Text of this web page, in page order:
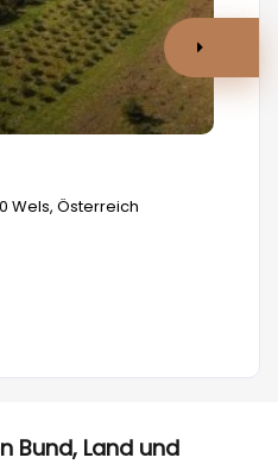
Wels, Österreich
Bund, Land und